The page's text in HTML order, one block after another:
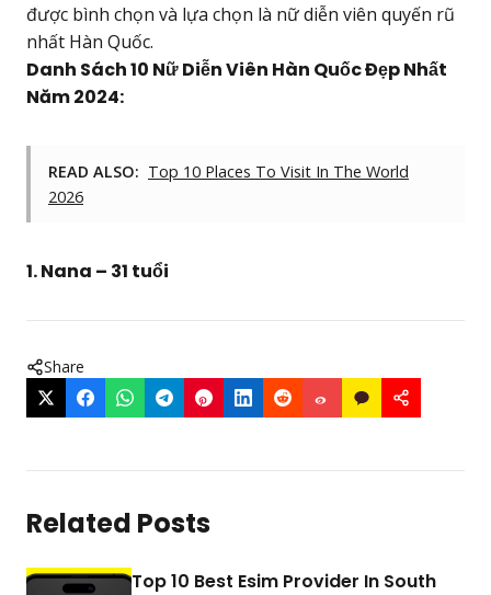
được bình chọn và lựa chọn là nữ diễn viên quyến rũ
nhất Hàn Quốc.
Danh Sách 10 Nữ Diễn Viên Hàn Quốc Đẹp Nhất
Năm 2024:
READ ALSO: Top 10 Places To Visit In The World
2026
1. Nana – 31 tuổi
Share
Related Posts
Top 10 Best Esim Provider In South